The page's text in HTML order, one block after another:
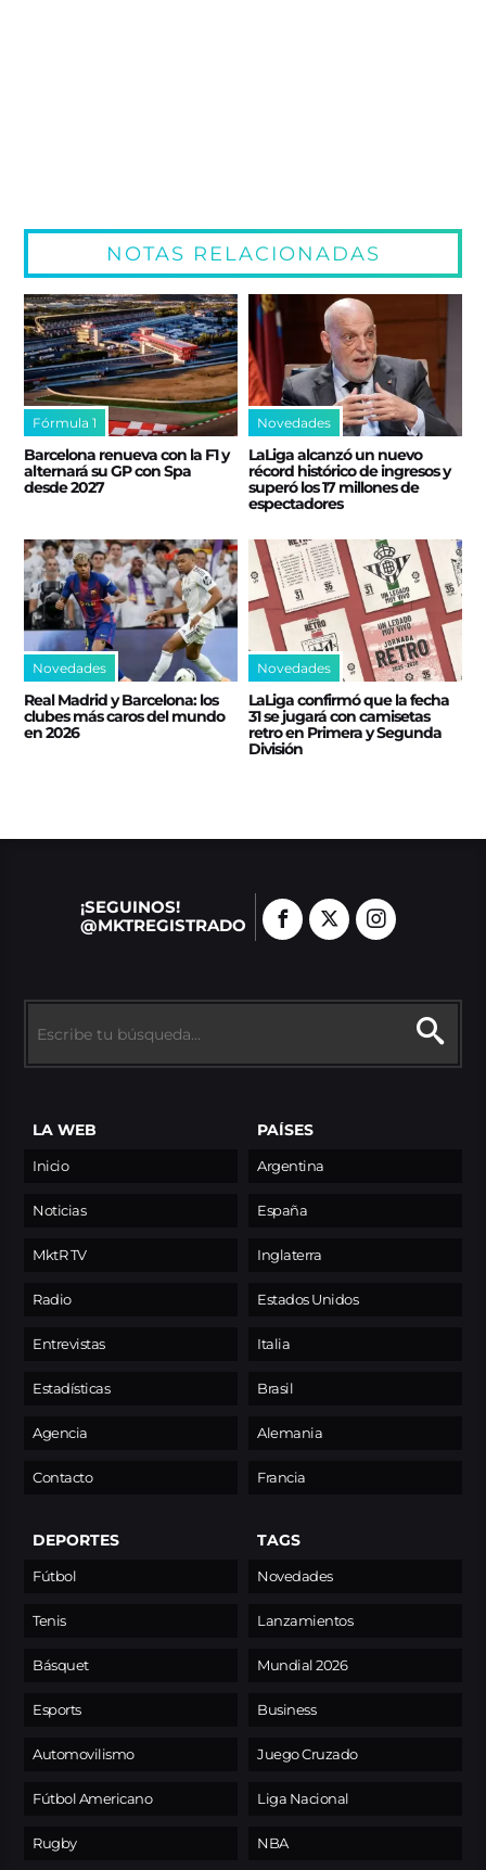
NOTAS RELACIONADAS
Fórmula 1
Barcelona renueva con la F1 y
alternará su GP con Spa
desde 2027
Novedades
LaLiga alcanzó un nuevo
récord histórico de ingresos y
superó los 17 millones de
espectadores
Novedades
Real Madrid y Barcelona: los
clubes más caros del mundo
en 2026
Novedades
LaLiga confirmó que la fecha
31 se jugará con camisetas
retro en Primera y Segunda
División
¡SEGUINOS!
@MKTREGISTRADO
LA WEB
Inicio
Noticias
MktR TV
Radio
Entrevistas
Estadísticas
Agencia
Contacto
PAÍSES
Argentina
España
Inglaterra
Estados Unidos
Italia
Brasil
Alemania
Francia
DEPORTES
Fútbol
Tenis
Básquet
Esports
Automovilismo
Fútbol Americano
Rugby
TAGS
Novedades
Lanzamientos
Mundial 2026
Business
Juego Cruzado
Liga Nacional
NBA